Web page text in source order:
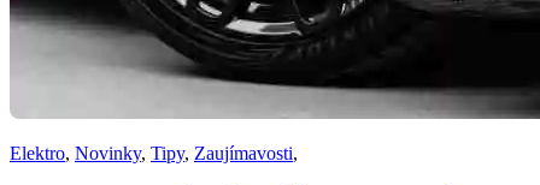
Elektro, Novinky, Tipy, Zaujímavosti,